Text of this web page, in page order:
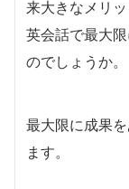
来大きなメリ
英会話で最大
のでしょうか。
最大限に成果
ます。